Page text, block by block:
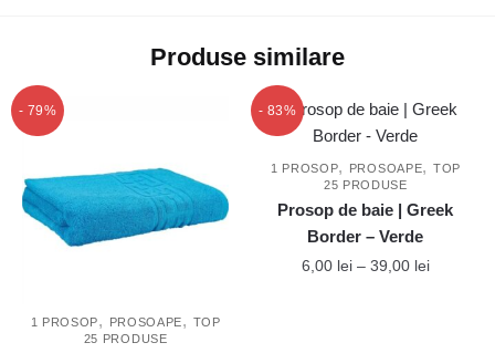
Produse similare
- 79%
1 PROSOP, PROSOAPE, TOP
25 PRODUSE
- 83%
1 PROSOP, PROSOAPE, TOP
25 PRODUSE
Prosop de baie | Greek
Border – Verde
6,00 lei – 39,00 leiInterval